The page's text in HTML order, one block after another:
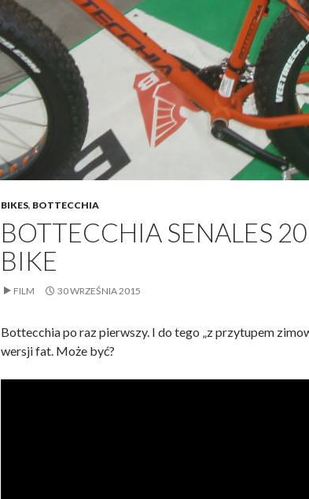
BIKES, BOTTECCHIA
BOTTECCHIA SENALES
BIKE
FILM 30 WRZEŚNIA 2015
Bottecchia po raz pierwszy. I do tego „z przytupem
wersji fat. Może być?